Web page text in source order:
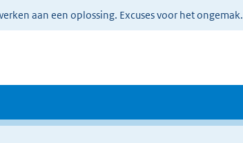
aan een oplossing. Excuses voor het ongemak.